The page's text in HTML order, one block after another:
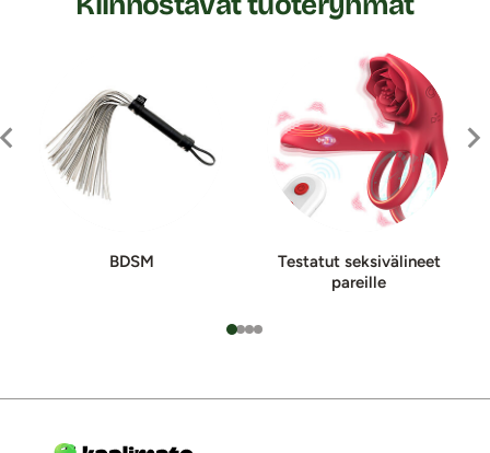
BDSM
Testatut seksi­vä­li­neet
pa­reil­le